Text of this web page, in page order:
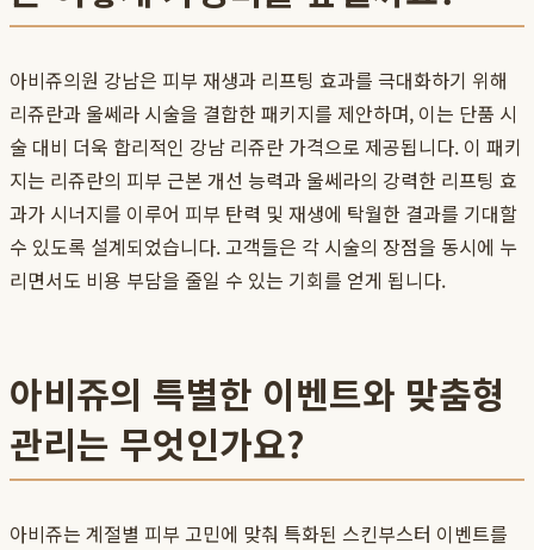
아비쥬의원 강남은 피부 재생과 리프팅 효과를 극대화하기 위해
리쥬란과 울쎄라 시술을 결합한 패키지를 제안하며, 이는 단품 시
술 대비 더욱 합리적인 강남 리쥬란 가격으로 제공됩니다. 이 패키
지는 리쥬란의 피부 근본 개선 능력과 울쎄라의 강력한 리프팅 효
과가 시너지를 이루어 피부 탄력 및 재생에 탁월한 결과를 기대할
수 있도록 설계되었습니다. 고객들은 각 시술의 장점을 동시에 누
리면서도 비용 부담을 줄일 수 있는 기회를 얻게 됩니다.
아비쥬의 특별한 이벤트와 맞춤형
관리는 무엇인가요?
아비쥬는 계절별 피부 고민에 맞춰 특화된 스킨부스터 이벤트를